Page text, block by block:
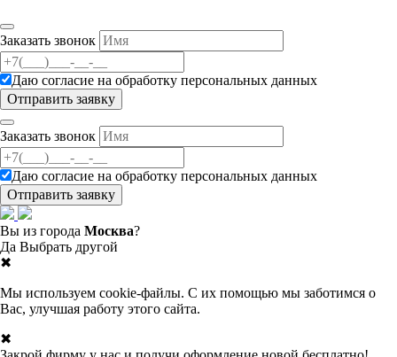
Заказать звонок
Даю согласие на обработку персональных данных
Заказать звонок
Даю согласие на обработку персональных данных
Вы из города Москва?
Да Выбрать другой
✖
Мы используем cookie-файлы. С их помощью мы заботимся о
Вас, улучшая работу этого сайта.
✖